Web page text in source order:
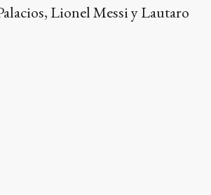
Lionel Messi y Lautaro